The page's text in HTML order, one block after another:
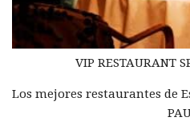
VIP RESTAURANT
Los mejores restaurantes de